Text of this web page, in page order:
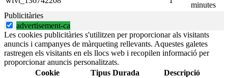
minutes
Publicitàries
advertisement-ca
Les cookies publicitàries s'utilitzen per proporcionar als visitants
anuncis i campanyes de màrqueting rellevants. Aquestes galetes
rastregen els visitants en els llocs web i recopilen informació per
proporcionar anuncis personalitzats.
Cookie
Tipus Durada Descripció